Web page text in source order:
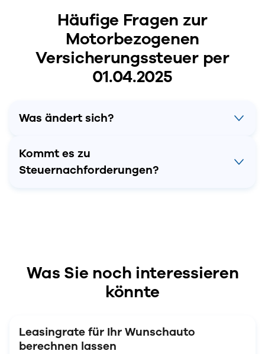
Häufige Fragen zur
Motorbezogenen
Versicherungssteuer per
01.04.2025
Was ändert sich?
Kommt es zu
Steuernachforderungen?
Was Sie noch interessieren
könnte
Leasingrate für Ihr Wunschauto
berechnen lassen